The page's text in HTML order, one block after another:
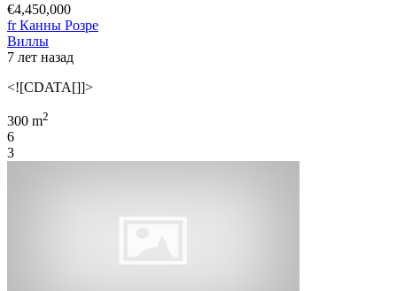
€4,450,000
fr Канны Розре
Виллы
7 лет назад
<![CDATA[]]>
300 m2
6
3